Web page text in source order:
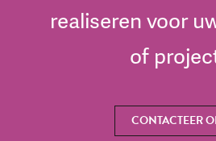
realiseren voor
of
CONTACTEER